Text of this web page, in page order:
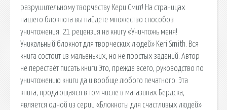
разрушительному творчеству Кери Смит! На страницах
нашего блокнота вы найдете множество способов
уничтожения. 21 рецензия на книгу «Уничтожь меня!
Уникальный блокнот для творческих людей» Keri Smith. Вся
книга состоит из мальеньких, но не простых заданий. Автор
не перестаёт писать книги Это, прежде всего, руководство по
уничтожению книги да и вообще любого печатного. Эта
книга, продающаяся в том числе в магазинах Бердска,
является одной из серии «Блокноты для счастливых людей»